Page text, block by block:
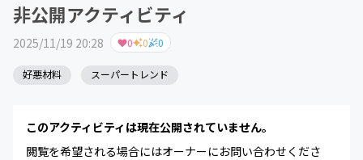
非公開アクティビティ
2025/11/19 20:28 0 0 0
好悪材料 スーパートレンド
このアクティビティは現在公開されていません。
閲覧を希望される場合にはオーナーにお問い合わせくださ